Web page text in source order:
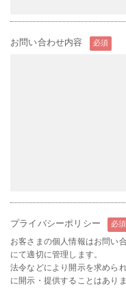
お問い合わせ内容 必須
プライバシーポリシー 必須
お客さまの個人情報はお問い
にて適切に管理します。
法令などにより開示を求めら
に開示・提供することはありま